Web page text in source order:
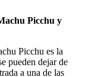
Picchu y
Picchu es la
pueden dejar de
a una de las